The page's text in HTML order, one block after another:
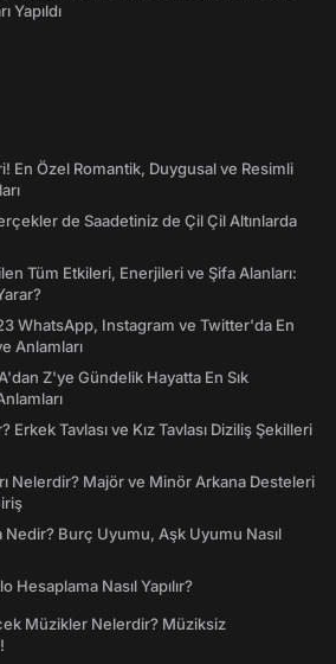
Yapıldı
En Özel Romantik, Duygusal ve Resimli
de Saadetiniz de Çil Çil Altınlarda
Tüm Etkileri, Enerjileri ve Şifa Alanları:
WhatsApp, Instagram ve Twitter'da En
Anlamları
Z'ye Gündelik Hayatta En Sık
Erkek Tavlası ve Kız Tavlası Diziliş Şekilleri
Nelerdir? Majör ve Minör Arkana Desteleri
Burç Uyumu, Aşk Uyumu Nasıl
Hesaplama Nasıl Yapılır?
Müzikler Nelerdir? Müziksiz